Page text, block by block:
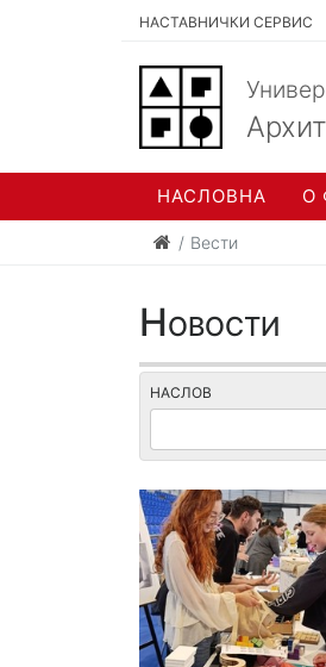
НАСТАВНИЧКИ СЕРВИС
НАСЛОВНА О
Вести
Новости
НАСЛОВ